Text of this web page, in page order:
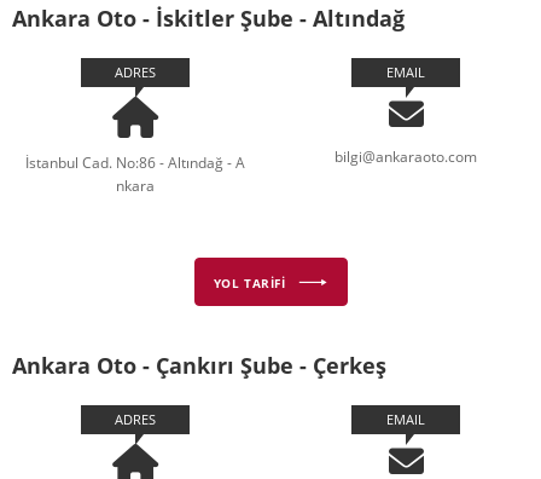
Ankara Oto - İskitler Şube - Altındağ
ADRES
İstanbul Cad. No:86 - Altındağ - A
nkara
EMAIL
bilgi@ankaraoto.com
YOL TARİFİ
Ankara Oto - Çankırı Şube - Çerkeş
ADRES EMAIL